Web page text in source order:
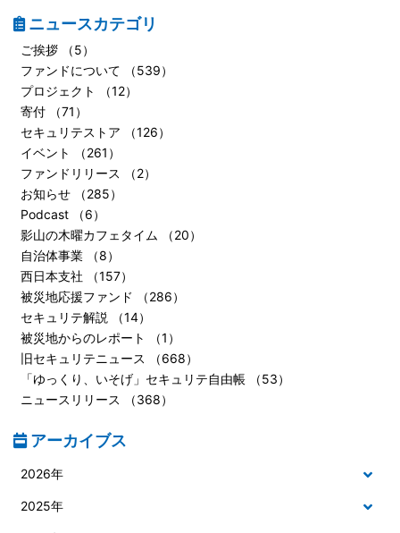
ニュースカテゴリ
ご挨拶 （5）
ファンドについて （539）
プロジェクト （12）
寄付 （71）
セキュリテストア （126）
イベント （261）
ファンドリリース （2）
お知らせ （285）
Podcast （6）
影山の木曜カフェタイム （20）
自治体事業 （8）
西日本支社 （157）
被災地応援ファンド （286）
セキュリテ解説 （14）
被災地からのレポート （1）
旧セキュリテニュース （668）
「ゆっくり、いそげ」セキュリテ自由帳 （53）
ニュースリリース （368）
アーカイブス
2026年
2025年